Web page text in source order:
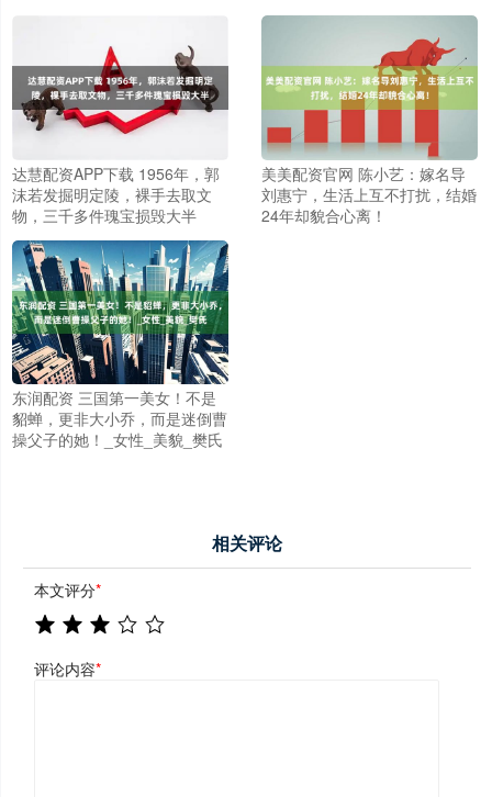
达慧配资APP下载 1956年，郭
沫若发掘明定陵，裸手去取文
物，三千多件瑰宝损毁大半
美美配资官网 陈小艺：嫁名导
刘惠宁，生活上互不打扰，结婚
24年却貌合心离！
东润配资 三国第一美女！不是
貂蝉，更非大小乔，而是迷倒曹
操父子的她！_女性_美貌_樊氏
相关评论
本文评分*
评论内容*